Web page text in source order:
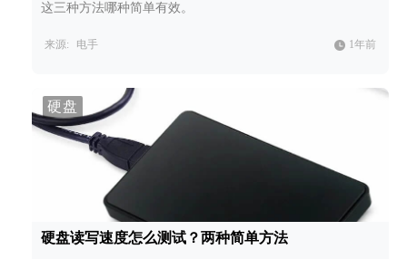
这三种方法哪种简单有效。
来源: 电手 1年前
硬盘
硬盘读写速度怎么测试？两种简单方法